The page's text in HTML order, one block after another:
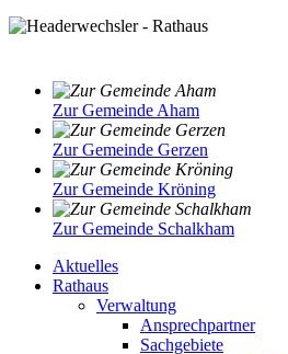
Zur Gemeinde Aham
Zur Gemeinde Gerzen
Zur Gemeinde Kröning
Zur Gemeinde Schalkham
Aktuelles
Rathaus
Verwaltung
Ansprechpartner
Sachgebiete